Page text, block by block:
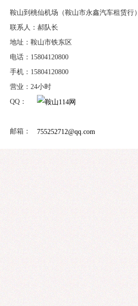
鞍山到桃仙机场（鞍山市永鑫汽车租赁行）
联系人：郝队长
地址：鞍山市铁东区
电话：15804120800
手机：15804120800
营业：24小时
QQ：
邮箱： 755252712@qq.com